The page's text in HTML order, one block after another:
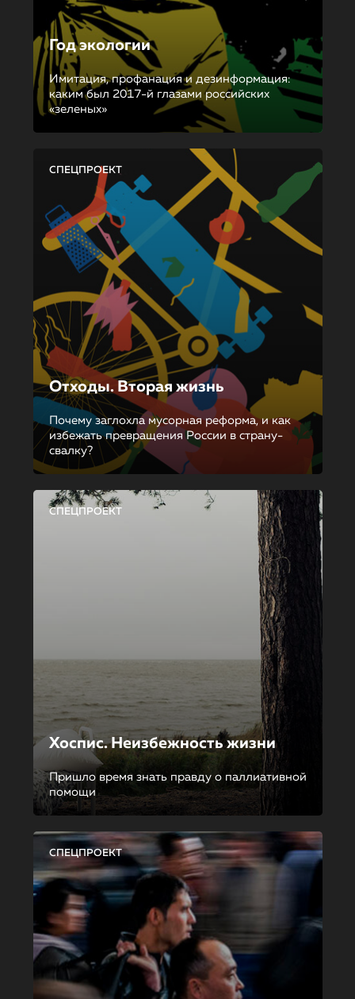
Год экологии
Имитация, профанация и дезинформация:
каким был 2017-й глазами российских
«зеленых»
СПЕЦПРОЕКТ
Отходы. Вторая жизнь
Почему заглохла мусорная реформа, и как
избежать превращения России в страну-
свалку?
СПЕЦПРОЕКТ
Хоспис. Неизбежность жизни
Пришло время знать правду о паллиативной
помощи
СПЕЦПРОЕКТ